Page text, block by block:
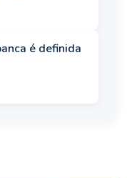
é definida